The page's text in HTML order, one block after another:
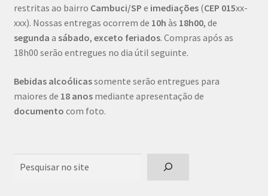
restritas ao bairro Cambuci/SP e imediações(CEP 015xx-
xxx). Nossas entregas ocorrem de 10h às 18h00, de
segunda a sábado, exceto feriados. Compras após as
18h00 serão entregues no dia útil seguinte.
Bebidas alcoólicassomente serão entregues para
maiores de 18 anosmediante apresentação de
documento com foto.